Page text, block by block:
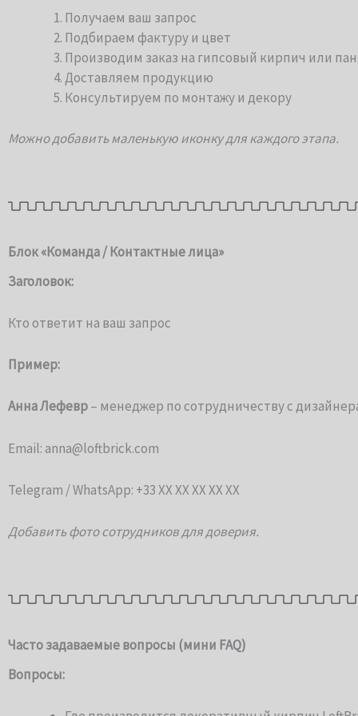
Получаем ваш запрос
Подбираем фактуру и цвет
Производим заказ на гипсовый кирпич или
Доставляем продукцию
Консультируем по монтажу и декору
Можно добавить маленькую иконку для каждого этапа.
Блок «Команда / Контактные лица»
Заголовок:
Кто ответит на ваш запрос
Пример:
Анна Лефевр– менеджер по сотрудничеству с
Email: anna@loftbrick.com
Telegram / WhatsApp: +33 XX XX XX XX XX
Добавить фото сотрудников для доверия.
Часто задаваемые вопросы (мини FAQ)
Вопросы: